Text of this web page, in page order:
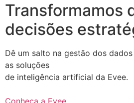
Transformamos
decisões
Dê um salto na gestão dos
as soluções
de inteligência artificial da Evee.